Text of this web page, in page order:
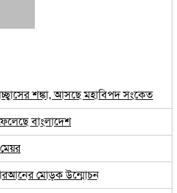
শঙ্কা, আসছে মহাবিপদ সংকেত
বাংলাদেশ
মোড়ক উন্মোচন